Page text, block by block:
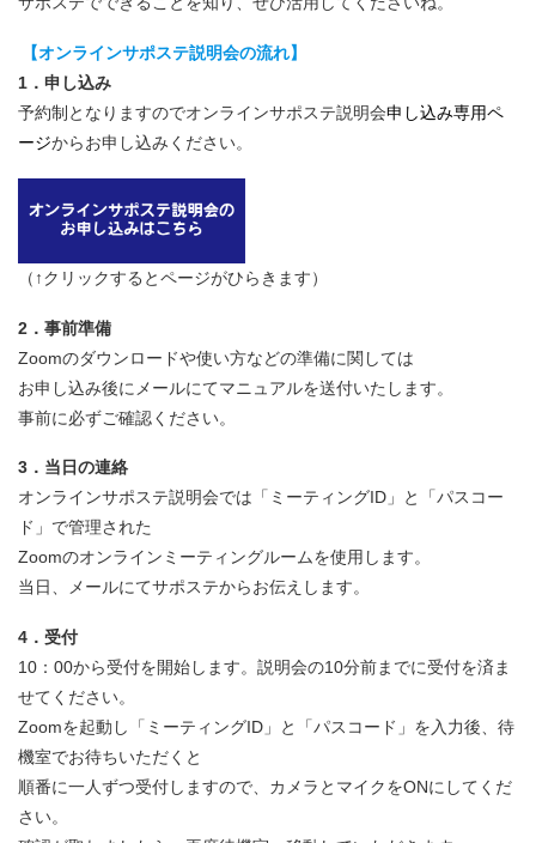
【オンラインサポステ説明会の流れ】
1．申し込み
予約制となりますのでオンラインサポステ説明会申し込み専用ペ
ージからお申し込みください。
（↑クリックするとページがひらきます）
2．事前準備
Zoomのダウンロードや使い方などの準備に関しては
お申し込み後にメールにてマニュアルを送付いたします。
事前に必ずご確認ください。
3．当日の連絡
オンラインサポステ説明会では「ミーティングID」と「パスコー
ド」で管理された
Zoomのオンラインミーティングルームを使用します。
当日、メールにてサポステからお伝えします。
4．受付
10：00から受付を開始します。説明会の10分前までに受付を済ま
せてください。
Zoomを起動し「ミーティングID」と「パスコード」を入力後、待
機室でお待ちいただくと
順番に一人ずつ受付しますので、カメラとマイクをONにしてくだ
さい。